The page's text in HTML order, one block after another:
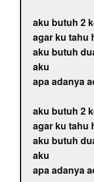
aku butuh 2
agar ku tahu
aku butuh
aku
apa adanya
aku butuh 2
agar ku tahu
aku butuh
aku
apa adanya